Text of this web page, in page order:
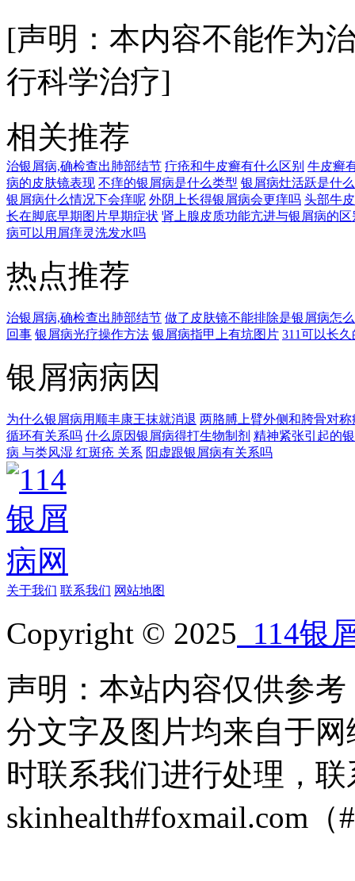
[声明：本内容不能作为
行科学治疗]
相关推荐
治银屑病,确检查出肺部结节 疔疮和牛皮癣有什么区别 牛皮癣
病的皮肤镜表现 不痒的银屑病是什么类型 银屑病灶活跃是什
银屑病什么情况下会痒呢 外阴上长得银屑病会更痒吗 头部牛
长在脚底早期图片早期症状 肾上腺皮质功能亢进与银屑病的区
病可以用屑痒灵洗发水吗
热点推荐
治银屑病,确检查出肺部结节 做了皮肤镜不能排除是银屑病怎
回事 银屑病光疗操作方法 银屑病指甲上有坑图片 311可以长
银屑病病因
为什么银屑病用顺丰康王抹就消退 两胳膊上臂外侧和胯骨对
循环有关系吗 什么原因银屑病得打生物制剂 精神紧张引起的
病 与类风湿 红斑疮 关系 阳虚跟银屑病有关系吗
关于我们 联系我们 网站地图
Copyright © 2025 114银
声明：本站内容仅供参
分文字及图片均来自于
时联系我们进行处理，
skinhealth#foxmail.com（